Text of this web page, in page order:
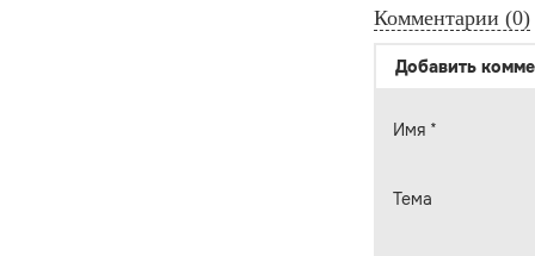
Комментарии (0)
Добавить
Имя *
Тема